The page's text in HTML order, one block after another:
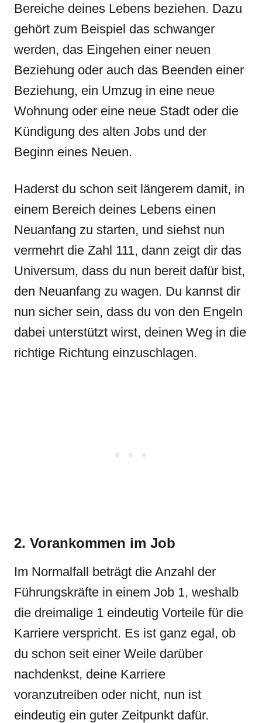
Bereiche deines Lebens beziehen. Dazu
gehört zum Beispiel das schwanger
werden, das Eingehen einer neuen
Beziehung oder auch das Beenden einer
Beziehung, ein Umzug in eine neue
Wohnung oder eine neue Stadt oder die
Kündigung des alten Jobs und der
Beginn eines Neuen.
Haderst du schon seit längerem damit, in
einem Bereich deines Lebens einen
Neuanfang zu starten, und siehst nun
vermehrt die Zahl 111, dann zeigt dir das
Universum, dass du nun bereit dafür bist,
den Neuanfang zu wagen. Du kannst dir
nun sicher sein, dass du von den Engeln
dabei unterstützt wirst, deinen Weg in die
richtige Richtung einzuschlagen.
2. Vorankommen im Job
Im Normalfall beträgt die Anzahl der
Führungskräfte in einem Job 1, weshalb
die dreimalige 1 eindeutig Vorteile für die
Karriere verspricht. Es ist ganz egal, ob
du schon seit einer Weile darüber
nachdenkst, deine Karriere
voranzutreiben oder nicht, nun ist
eindeutig ein guter Zeitpunkt dafür.